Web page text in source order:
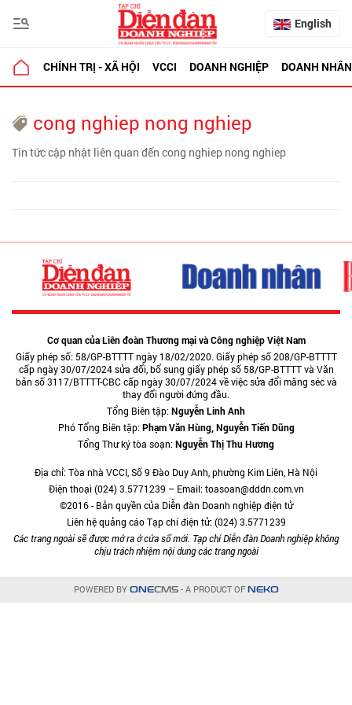
English
CHÍNH TRỊ - XÃ HỘI VCCI DOANH NGHIỆP DOANH NHÂN
cong nghiep nong nghiep
Tin tức cập nhật liên quan đến cong nghiep nong nghiep
Cơ quan của Liên đoàn Thương mại và Công nghiệp Việt Nam
Giấy phép số: 58/GP-BTTTT ngày 18/02/2020. Giấy phép số 208/GP-BTTTT
cấp ngày 30/07/2024 sửa đổi, bổ sung giấy phép số 58/GP-BTTTT và Văn
bản số 3117/BTTTT-CBC cấp ngày 30/07/2024 về việc sửa đổi măng séc và
thay đổi người đứng đầu.
Tổng Biên tập:Nguyễn Linh Anh
Phó Tổng Biên tập:Phạm Văn Hùng, Nguyễn Tiến Dũng
Tổng Thư ký tòa soạn:Nguyễn Thị Thu Hương
Địa chỉ: Tòa nhà VCCI, Số 9 Đào Duy Anh, phường Kim Liên, Hà Nội
Điện thoại (024) 3.5771239 – Email: toasoan@dddn.com.vn
©2016 - Bản quyền của Diễn đàn Doanh nghiệp điện tử
Liên hệ quảng cáo Tạp chí điện tử: (024) 3.5771239
Các trang ngoài sẽ được mở ra ở cửa sổ mới. Tạp chí Diễn đàn Doanh nghiệp không
chịu trách nhiệm nội dung các trang ngoài
POWERED BY ONECMS- A PRODUCT OF NEKO